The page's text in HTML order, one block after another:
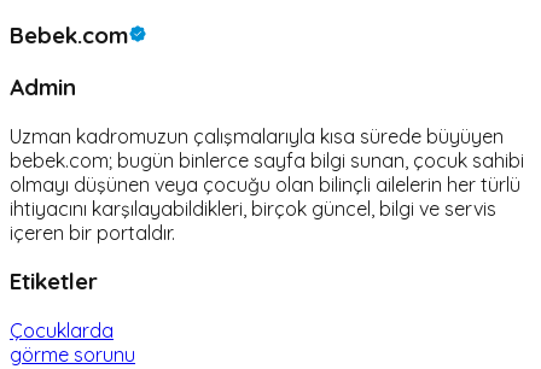
Bebek.com
Admin
Uzman kadromuzun çalışmalarıyla kısa sürede büyüyen
bebek.com; bugün binlerce sayfa bilgi sunan, çocuk sahibi
olmayı düşünen veya çocuğu olan bilinçli ailelerin her türlü
ihtiyacını karşılayabildikleri, birçok güncel, bilgi ve servis
içeren bir portaldır.
Etiketler
Çocuklarda
görme sorunu